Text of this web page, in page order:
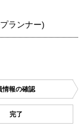
ランナー)
情報の確認
完了